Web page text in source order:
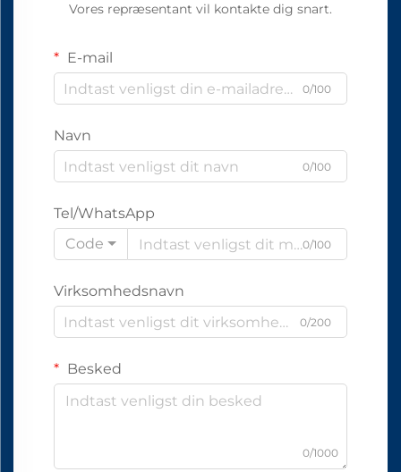
Vores repræsentant vil kontakte dig snart.
E-mail
0/100
Navn
0/100
Tel/WhatsApp
Code
0/100
Virksomhedsnavn
0/200
Besked
0/1000